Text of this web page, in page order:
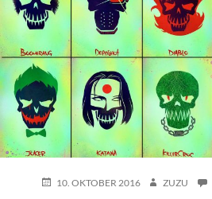
POSTED
10. OKTOBER 2016 AUTHOR
ZUZU